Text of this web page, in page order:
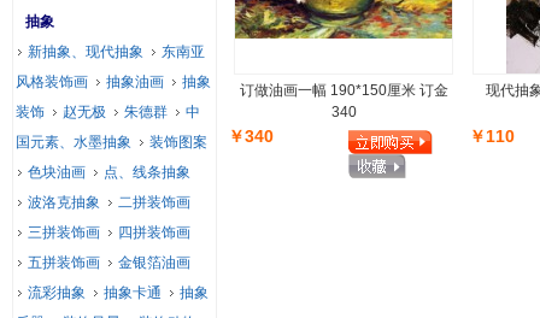
订做油画一幅 190*150厘米 订金
340
￥340
现代抽
￥110
抽象
新抽象、现代抽象
东南亚
风格装饰画
抽象油画
抽象
装饰
赵无极 朱德群
中
国元素、水墨抽象
装饰图案
色块油画
点、线条抽象
波洛克抽象
二拼装饰画
三拼装饰画
四拼装饰画
五拼装饰画
金银箔油画
流彩抽象
抽象卡通
抽象